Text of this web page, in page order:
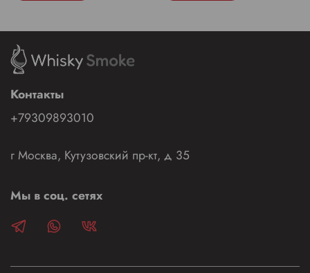
Контакты
+79309893010
г Москва, Кутузовский пр-кт, д 35
Мы в соц. сетях